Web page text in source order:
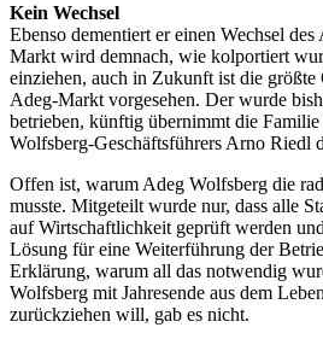
Kein Wechsel
Ebenso dementiert er einen Wechsel
Markt wird demnach, wie kolportiert
einziehen, auch in Zukunft ist die größte
Adeg-Markt vorgesehen. Der wurde
betrieben, künftig übernimmt die
Wolfsberg-Geschäftsführers Arno Riedl
Offen ist, warum Adeg Wolfsberg die
musste. Mitgeteilt wurde nur, dass alle
auf Wirtschaftlichkeit geprüft werden
Lösung für eine Weiterführung der
Erklärung, warum all das notwendig
Wolfsberg mit Jahresende aus dem
zurückziehen will, gab es nicht.